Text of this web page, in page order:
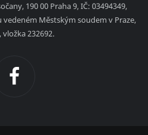
190 00 Praha 9, IČ: 03494349,
Městským soudem v Praze,
vložka 232692.